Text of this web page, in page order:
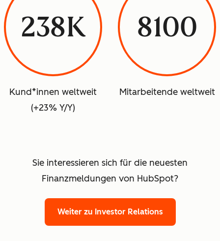
238K
Kund*innen weltweit
(+23% Y/Y)
8100
Mitarbeitende weltweit
Sie interessieren sich für die neuesten
Finanzmeldungen von HubSpot?
Weiter zu Investor Relations